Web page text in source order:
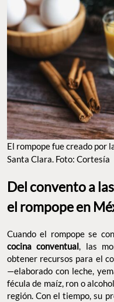
El rompope fue creado por
Santa Clara. Foto: Cortesía
Del convento a
el rompope en
Cuando el rompope se
cocina conventual, las
obtener recursos para el
—elaborado con leche,
fécula de maíz, ron o
región. Con el tiempo, su